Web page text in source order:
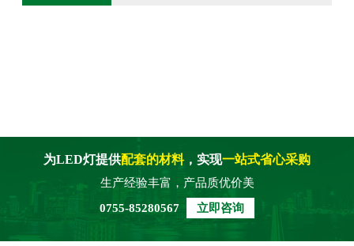
为LED灯提供配套的材料，实现一站式省心采购
生产经验丰富，产品质优价美
0755-85280567
立即咨询